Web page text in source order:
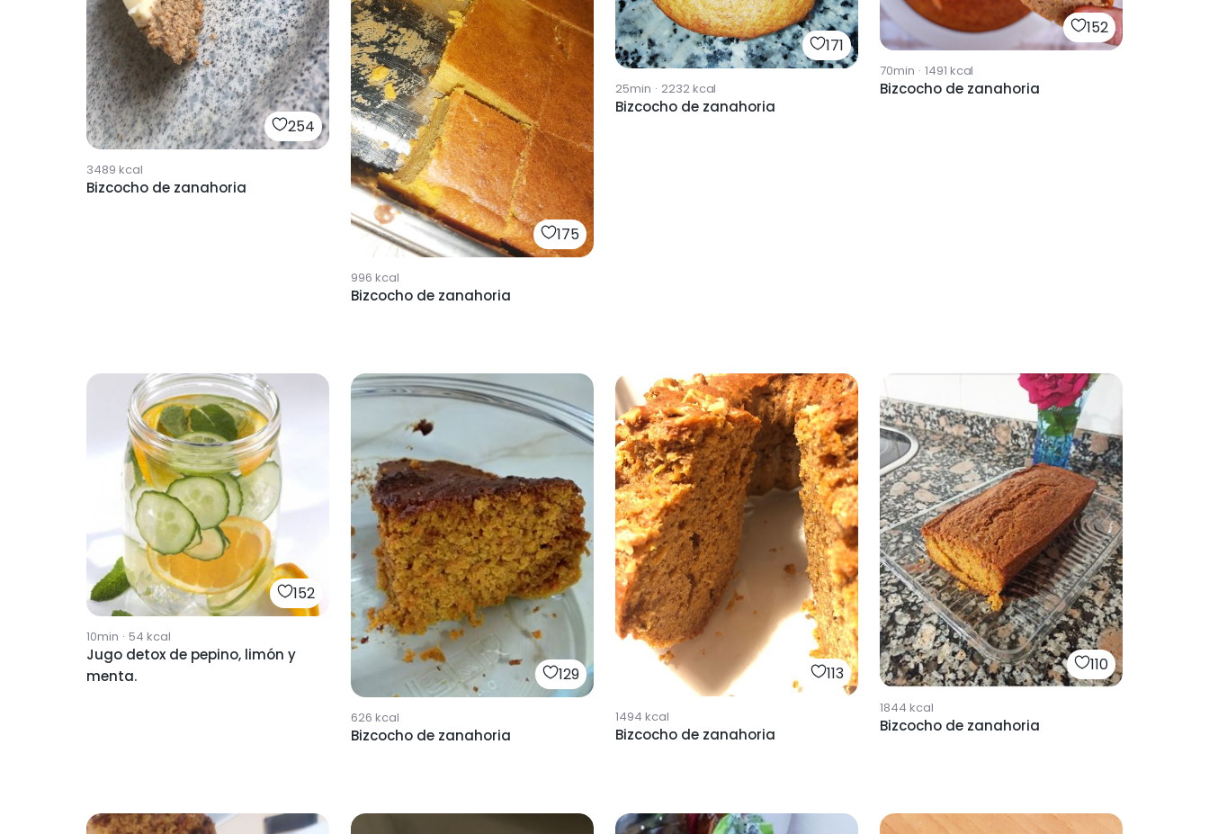
254
3489 kcal
Bizcocho de zanahoria
175
996 kcal
Bizcocho de zanahoria
171
25min · 2232kcal
Bizcocho de zanahoria
152
70min · 1491 kcal
Bizcocho de zanahoria
152
10min · 54 kcal
Jugo detox de pepino, limón y
menta.
129
626 kcal
Bizcocho de zanahoria
113
1494 kcal
Bizcocho de zanahoria
110
1844 kcal
Bizcocho de zanahoria